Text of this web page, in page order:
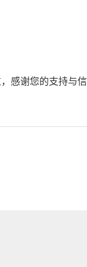
感谢您的支持与